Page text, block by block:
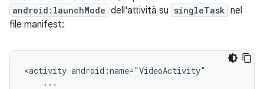
android:launchMode dell'attività su singleTask nel
file manifest:
<activity